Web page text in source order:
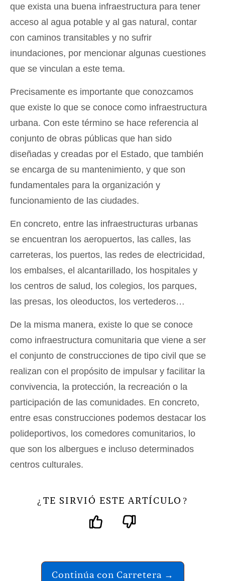
que exista una buena infraestructura para tener
acceso al agua potable y al gas natural, contar
con caminos transitables y no sufrir
inundaciones, por mencionar algunas cuestiones
que se vinculan a este tema.
Precisamente es importante que conozcamos
que existe lo que se conoce como infraestructura
urbana. Con este término se hace referencia al
conjunto de obras públicas que han sido
diseñadas y creadas por el Estado, que también
se encarga de su mantenimiento, y que son
fundamentales para la organización y
funcionamiento de las ciudades.
En concreto, entre las infraestructuras urbanas
se encuentran los aeropuertos, las calles, las
carreteras, los puertos, las redes de electricidad,
los embalses, el alcantarillado, los hospitales y
los centros de salud, los colegios, los parques,
las presas, los oleoductos, los vertederos…
De la misma manera, existe lo que se conoce
como infraestructura comunitaria que viene a ser
el conjunto de construcciones de tipo civil que se
realizan con el propósito de impulsar y facilitar la
convivencia, la protección, la recreación o la
participación de las comunidades. En concreto,
entre esas construcciones podemos destacar los
polideportivos, los comedores comunitarios, lo
que son los albergues e incluso determinados
centros culturales.
¿ TE SIRVIÓ ESTE ARTÍCULO ?
Continúa con Carretera →